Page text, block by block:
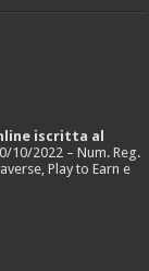
iscritta al
10/2022 – Num. Reg.
Play to Earn e